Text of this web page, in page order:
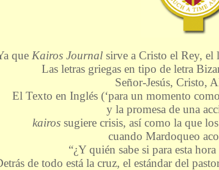
que Kairos Journal sirve a Cristo el Rey, el
Las letras griegas en tipo de letra
Señor-Jesús, Cristo,
El Texto en Inglés (‘para un momento
y la promesa de una
kairos sugiere crisis, así como la que
cuando Mardoqueo
“¿Y quién sabe si para esta
de todo está la cruz, el estándar del